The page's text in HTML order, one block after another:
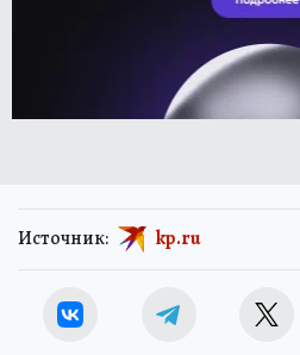
Источник: kp.ru